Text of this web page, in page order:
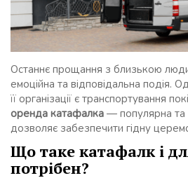
Останнє прощання з близькою
емоційна та відповідальна подія.
її організації є транспортування
оренда катафалка — популярна та
дозволяє забезпечити гідну
Що таке катафалк і
потрібен?